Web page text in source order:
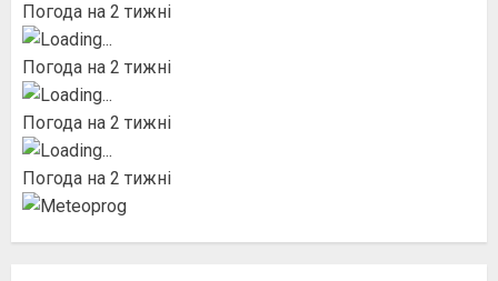
Погода на 2 тижні
Погода на 2 тижні
Погода на 2 тижні
Погода на 2 тижні